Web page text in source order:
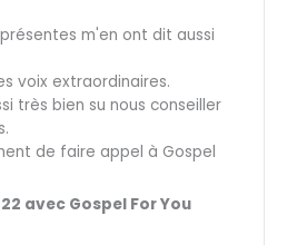
m'en ont dit aussi
voix extraordinaires.
très bien su nous conseiller
de faire appel à Gospel
avec Gospel For You